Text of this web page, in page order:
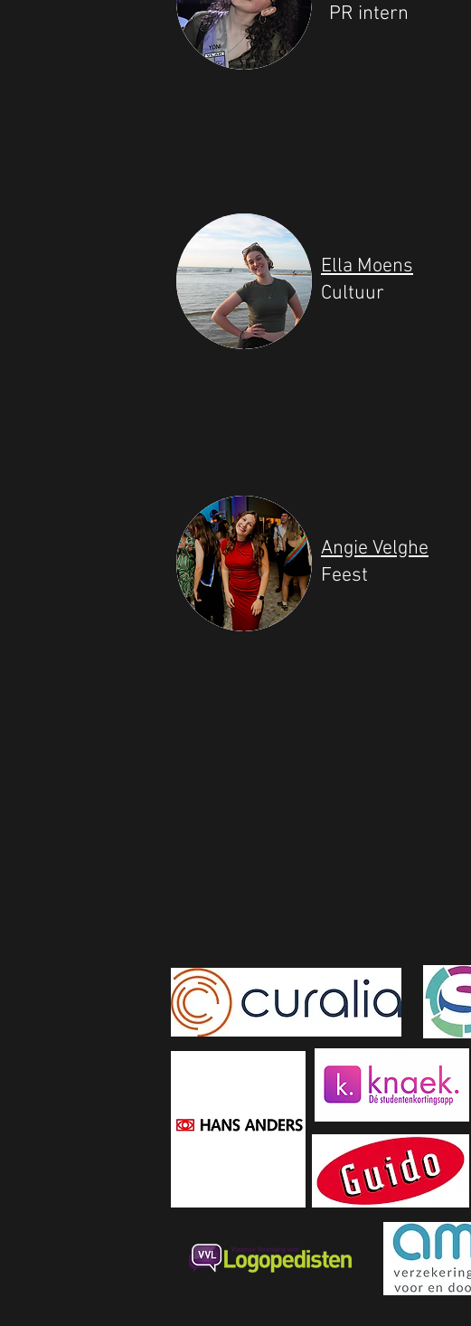
PR intern
Ella Moens
Cultuur
Angie Velghe
Feest